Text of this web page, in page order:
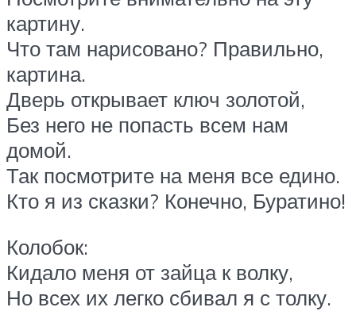
картину.
Что там нарисовано? Правильно,
картина.
Дверь открывает ключ золотой,
Без него не попасть всем нам
домой.
Так посмотрите на меня все едино.
Кто я из сказки? Конечно, Буратино!
Колобок:
Кидало меня от зайца к волку,
Но всех их легко сбивал я с толку.